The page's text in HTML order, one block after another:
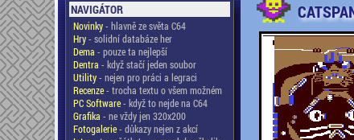
NAVIGÁTOR
Novinky- hlavně ze světa C64
Hry- solidní databáze her
Dema - pouze ta nejlepší
Dentra - když stačí jeden soubor
Utility- nejen pro práci a legraci
Recenze- trocha textu o všem možném
PC Software- když to nejde na C64
Grafika - ne vždy jen 320x200
Fotogalerie- důkazy nejen z akcí